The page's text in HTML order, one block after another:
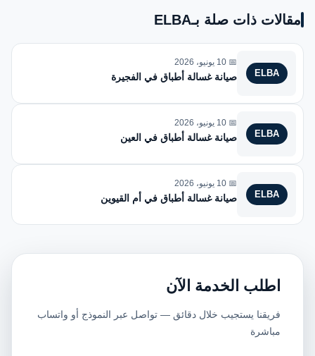
مقالات ذات صلة بـELBA
ELBA
📅 10 يونيو، 2026
صيانة غسالة أطباق في الفجيرة
ELBA
📅 10 يونيو، 2026
صيانة غسالة أطباق في العين
ELBA
📅 10 يونيو، 2026
صيانة غسالة أطباق في أم القيوين
اطلب الخدمة الآن
فريقنا يستجيب خلال دقائق — تواصل عبر النموذج أو واتساب
مباشرة